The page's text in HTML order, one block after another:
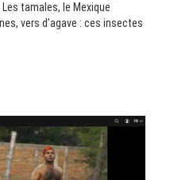
tamales, le Mexique
vers d’agave : ces insectes